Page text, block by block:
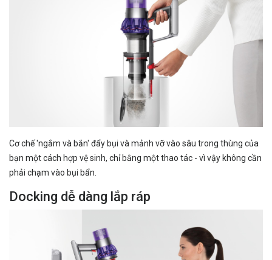
Cơ chế 'ngắm và bắn' đẩy bụi và mảnh vỡ vào sâu trong thùng của
bạn một cách hợp vệ sinh, chỉ bằng một thao tác - vì vậy không cần
phải chạm vào bụi bẩn.
Docking dễ dàng lắp ráp